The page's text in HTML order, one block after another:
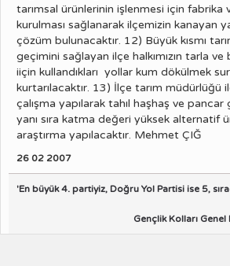
tarımsal ürünlerinin işlenmesi için fabrika
kurulması sağlanarak ilçemizin kanayan
çözüm bulunacaktır. 12) Büyük kısmı
geçimini sağlayan ilçe halkımızın tarla
iiçin kullandıkları yollar kum dökülmek
kurtarılacaktır. 13) İlçe tarım müdürlüğü
çalışma yapılarak tahıl haşhaş ve pancar
yanı sıra katma değeri yüksek alternatif
araştırma yapılacaktır. Mehmet ÇIĞ
26 02 2007
'En büyük 4. partiyiz, Doğru Yol Partisi ise 5,
Gençlik Kolları Genel